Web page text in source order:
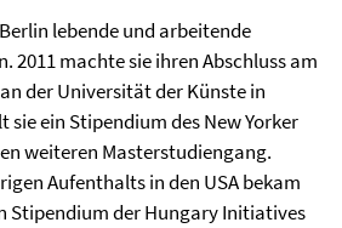
lebende und arbeitende
2011 machte sie ihren Abschluss am
der Universität der Künste in
sie ein Stipendium des New Yorker
weiteren Masterstudiengang.
Aufenthalts in den USA bekam
Stipendium der Hungary Initiatives